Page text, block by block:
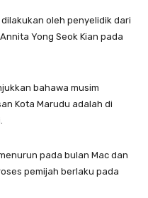
oleh penyelidik dari
Yong Seok Kian pada
bahawa musim
Kota Marudu adalah di
pada bulan Mac dan
pemijah berlaku pada